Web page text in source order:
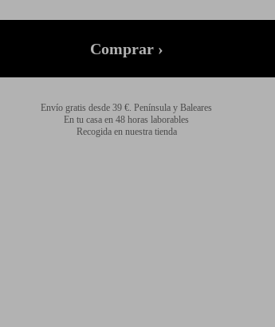
Envío gratis desde 39 €. Península y Baleares
En tu casa en 48 horas laborables
Recogida en nuestra tienda